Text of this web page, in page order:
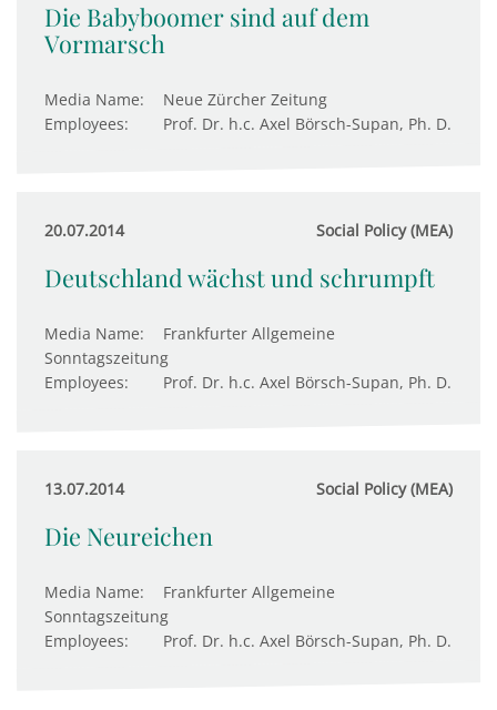
Die Babyboomer sind auf dem
Vormarsch
Media Name:
Neue Zürcher Zeitung
Employees:
Prof. Dr. h.c. Axel Börsch-Supan, Ph. D.
20.07.2014 Social Policy (MEA)
Deutschland wächst und schrumpft
Media Name:
Frankfurter Allgemeine
Sonntagszeitung
Employees:
Prof. Dr. h.c. Axel Börsch-Supan, Ph. D.
13.07.2014 Social Policy (MEA)
Die Neureichen
Media Name:
Frankfurter Allgemeine
Sonntagszeitung
Employees:
Prof. Dr. h.c. Axel Börsch-Supan, Ph. D.